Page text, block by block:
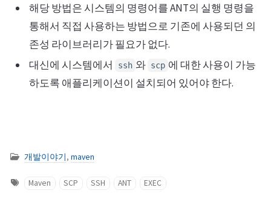
해당 방법은 시스템의 명령어를 ANT의 실행 명령을
통해서 직접 사용하는 방법으로 기존에 사용되던 의
존성 라이브러리가 필요가 없다.
대신에 시스템에서
ssh 와 scp 에 대한 사용이 가능
하도록 애플리케이션이 설치되어 있어야 한다.
개발이야기, maven
Maven SCP SSH ANT EXEC